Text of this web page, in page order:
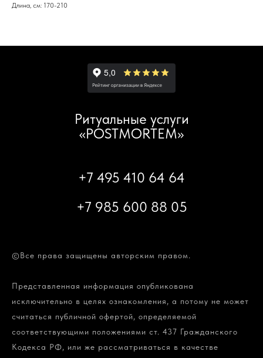
Длина, см: 170-210
Ритуальные услуги
«POSTMORTEM»
+7 495 410 64 64
+7 985 600 88 05
©Все права защищены авторским правом.
Представленная информация опубликована
исключительно в целях ознакомления, а потому не может
считаться публичной офертой, определяемой
соответствующими положениями ст. 437 Гражданского
Кодекса РФ, или же рассматриваться в качестве